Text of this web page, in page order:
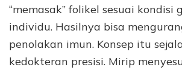
“memasak” folikel sesuai kondisi
individu. Hasilnya bisa
penolakan imun. Konsep itu
kedokteran presisi. Mirip